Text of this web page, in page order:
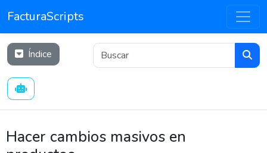
FacturaScripts
Índice
Hacer cambios masivos en